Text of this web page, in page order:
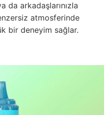
da arkadaşlarınızla
atmosferinde
bir deneyim sağlar.